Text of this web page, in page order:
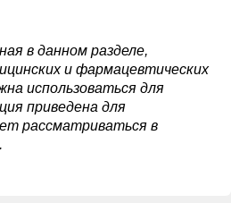
в данном разделе,
и фармацевтических
использоваться для
приведена для
рассматриваться в